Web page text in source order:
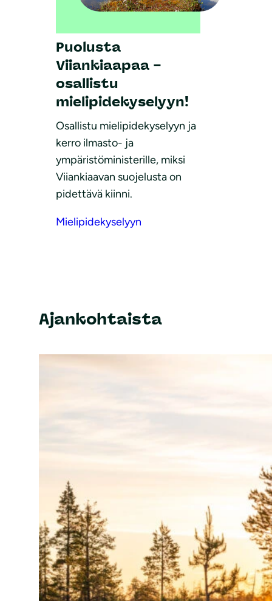
Puolusta
Viiankiaapaa –
osallistu
mielipidekyselyyn!
Osallistu mielipidekyselyyn ja
kerro ilmasto- ja
ympäristöministerille, miksi
Viiankiaavan suojelusta on
pidettävä kiinni.
Mielipidekyselyyn
Ajankohtaista